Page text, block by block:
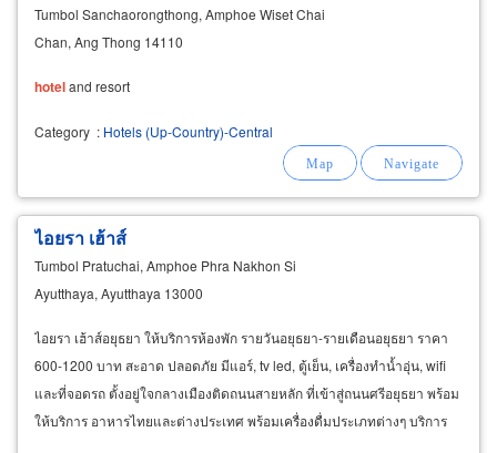
Tumbol Sanchaorongthong, Amphoe Wiset Chai
Chan, Ang Thong 14110
hoteland resort
Category : Hotels (Up-Country)-Central
ไอยรา เฮ้าส์
Tumbol Pratuchai, Amphoe Phra Nakhon Si
Ayutthaya, Ayutthaya 13000
ไอยรา เฮ้าส์อยุธยา ให้บริการห้องพัก รายวันอยุธยา-รายเดือนอยุธยา ราคา
600-1200 บาท สะอาด ปลอดภัย มีแอร์, tv led, ตู้เย็น, เครื่องทำน้ำอุ่น, wifi
และที่จอดรถ ตั้งอยู่ใจกลางเมืองติดถนนสายหลัก ที่เข้าสู่ถนนศรีอยุธยา พร้อม
ให้บริการ อาหารไทยและต่างประเทศ พร้อมเครื่องดื่มประเภทต่างๆ บริการ